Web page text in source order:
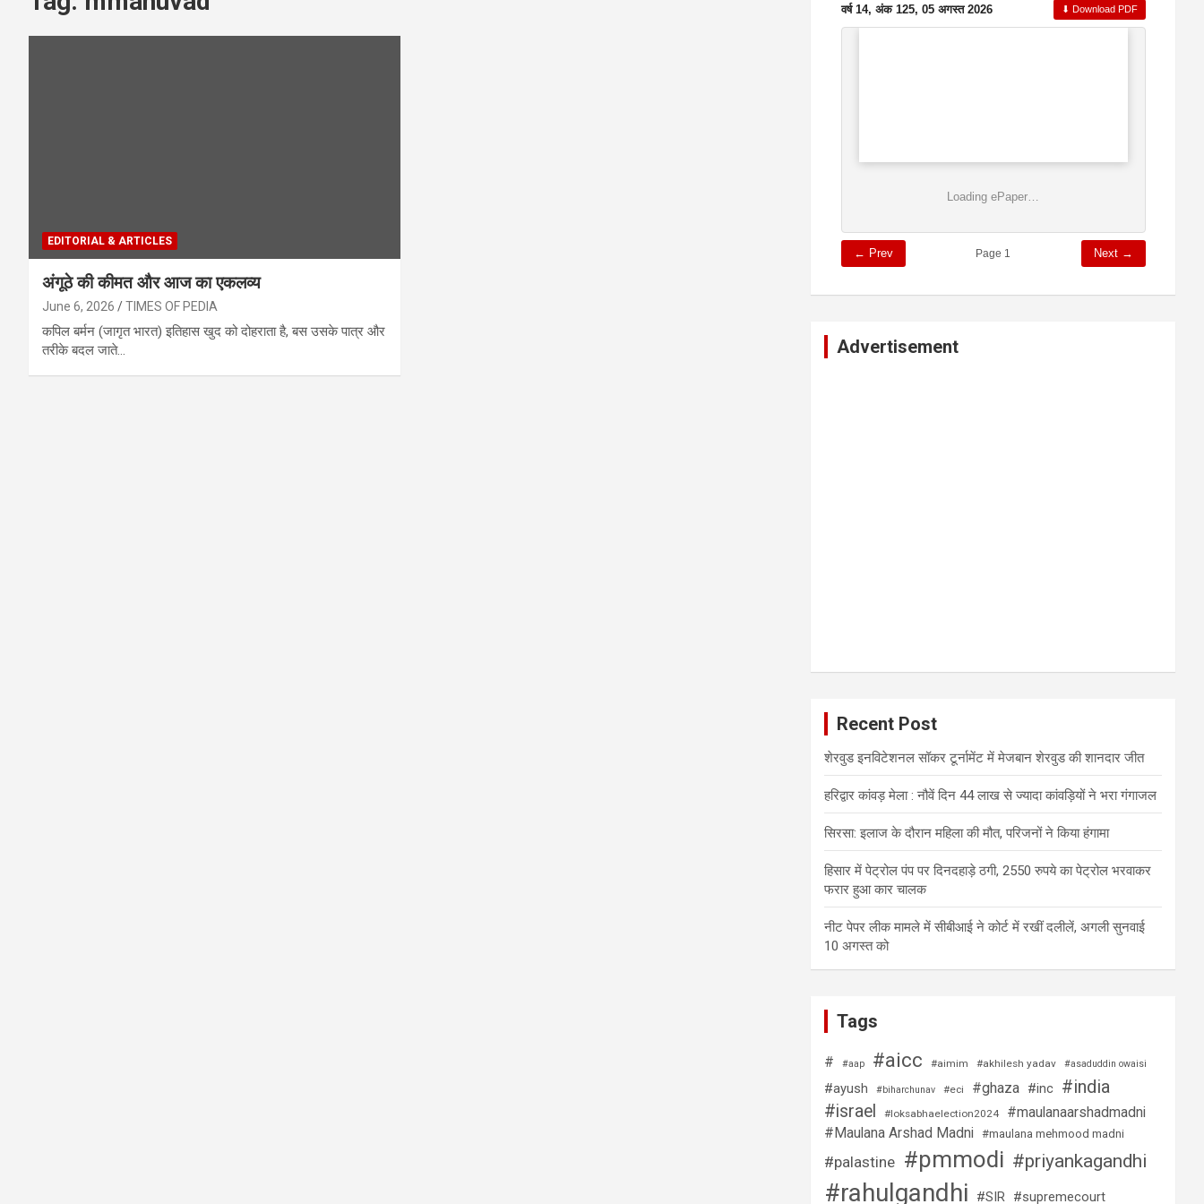
EDITORIAL & ARTICLES
अंगूठे की कीमत और आज का एकलव्य
June 6, 2026 TIMES OF PEDIA
कपिल बर्मन (जागृत भारत) इतिहास खुद को दोहराता है, बस उसके पात्र और
तरीके बदल जाते…
वर्ष 14, अंक 125, 05 अगस्त 2026 ⬇ Download PDF
Loading ePaper…
← Prev Page 1 Next →
Advertisement
Recent Post
शेरवुड इनविटेशनल सॉकर टूर्नामेंट में मेजबान शेरवुड की शानदार जीत
हरिद्वार कांवड़ मेला : नौवें दिन 44 लाख से ज्यादा कांवड़ियों ने भरा गंगाजल
सिरसा: इलाज के दौरान महिला की मौत, परिजनों ने किया हंगामा
हिसार में पेट्रोल पंप पर दिनदहाड़े ठगी, 2550 रुपये का पेट्रोल भरवाकर
फरार हुआ कार चालक
नीट पेपर लीक मामले में सीबीआई ने कोर्ट में रखीं दलीलें, अगली सुनवाई
10 अगस्त को
Tags
# #aap #aicc #aimim #akhilesh yadav #asaduddin owaisi
#ayush #biharchunav #eci #ghaza #inc #india
#israel #loksabhaelection2024
#maulanaarshadmadni
#Maulana Arshad Madni
#maulana mehmood madni
#palastine #pmmodi #priyankagandhi
#rahulgandhi #SIR #supremecourt